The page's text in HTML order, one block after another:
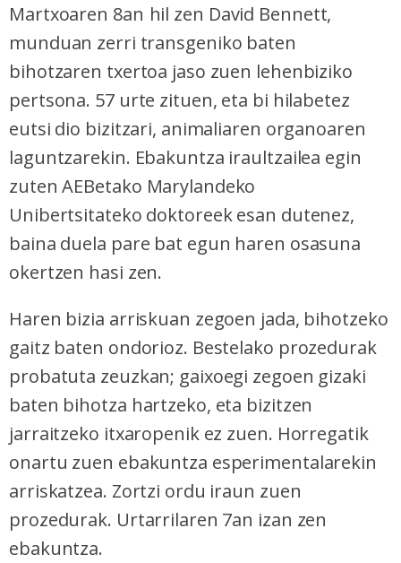
Martxoaren 8an hil zen David Bennett,
munduan zerri transgeniko baten
bihotzaren txertoa jaso zuen lehenbiziko
pertsona. 57 urte zituen, eta bi hilabetez
eutsi dio bizitzari, animaliaren organoaren
laguntzarekin. Ebakuntza iraultzailea egin
zuten AEBetako Marylandeko
Unibertsitateko doktoreek esan dutenez,
baina duela pare bat egun haren osasuna
okertzen hasi zen.
Haren bizia arriskuan zegoen jada, bihotzeko
gaitz baten ondorioz. Bestelako prozedurak
probatuta zeuzkan; gaixoegi zegoen gizaki
baten bihotza hartzeko, eta bizitzen
jarraitzeko itxaropenik ez zuen. Horregatik
onartu zuen ebakuntza esperimentalarekin
arriskatzea. Zortzi ordu iraun zuen
prozedurak. Urtarrilaren 7an izan zen
ebakuntza.